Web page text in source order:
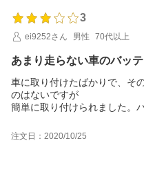
3
ei9252さん
男性 70代以上
あまり走らない車のバッ
車に取り付けたばかりで、そ
のはないですが
簡単に取り付けられました。
収納もドアポケットに入るの
注文日：2020/10/25